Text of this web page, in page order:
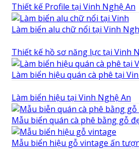
Thiết kế Profile tại Vinh Nghệ An
Làm biển alu chữ nổi tại Vinh
Thiết kế hồ sơ năng lực tại Vinh
Làm biển hiệu quán cà phê tại
Làm biển hiệu tại Vinh Nghệ An
Mẫu biển quán cà phê bằng gỗ
Mẫu biển hiệu gỗ vintage ấn